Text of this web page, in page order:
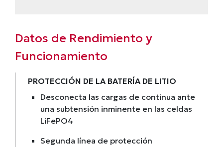
Datos de Rendimiento y
Funcionamiento
PROTECCIÓN DE LA BATERÍA DE LITIO
Desconecta las cargas de continua ante
una subtensión inminente en las celdas
LiFePO4
Segunda línea de protección